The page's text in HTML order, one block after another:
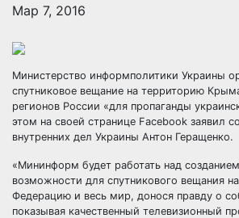
Мар 7, 2016
Министерство информполитики Украины
спутниковое вещание на территорию
регионов России «для пропаганды
этом на своей странице Facebook заявил
внутренних дел Украины Антон Геращенко.
«Мининформ будет работать над
возможности для спутникового вещания
Федерацию и весь мир, донося правду о
показывая качественный телевизионный